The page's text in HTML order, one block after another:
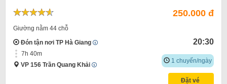
Giường nằm 44 chỗ
Đón tận nơi TP Hà Giang
7h 40m
VP 156 Trần Quang Khải
250.000 đ
20:30
1 chuyến/ngày
Đặt vé